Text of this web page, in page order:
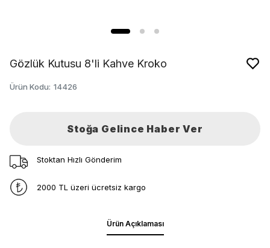
Gözlük Kutusu 8'li Kahve Kroko
Ürün Kodu: 14426
Stoğa Gelince Haber Ver
Stoktan Hızlı Gönderim
2000 TL üzeri ücretsiz kargo
Ürün Açıklaması